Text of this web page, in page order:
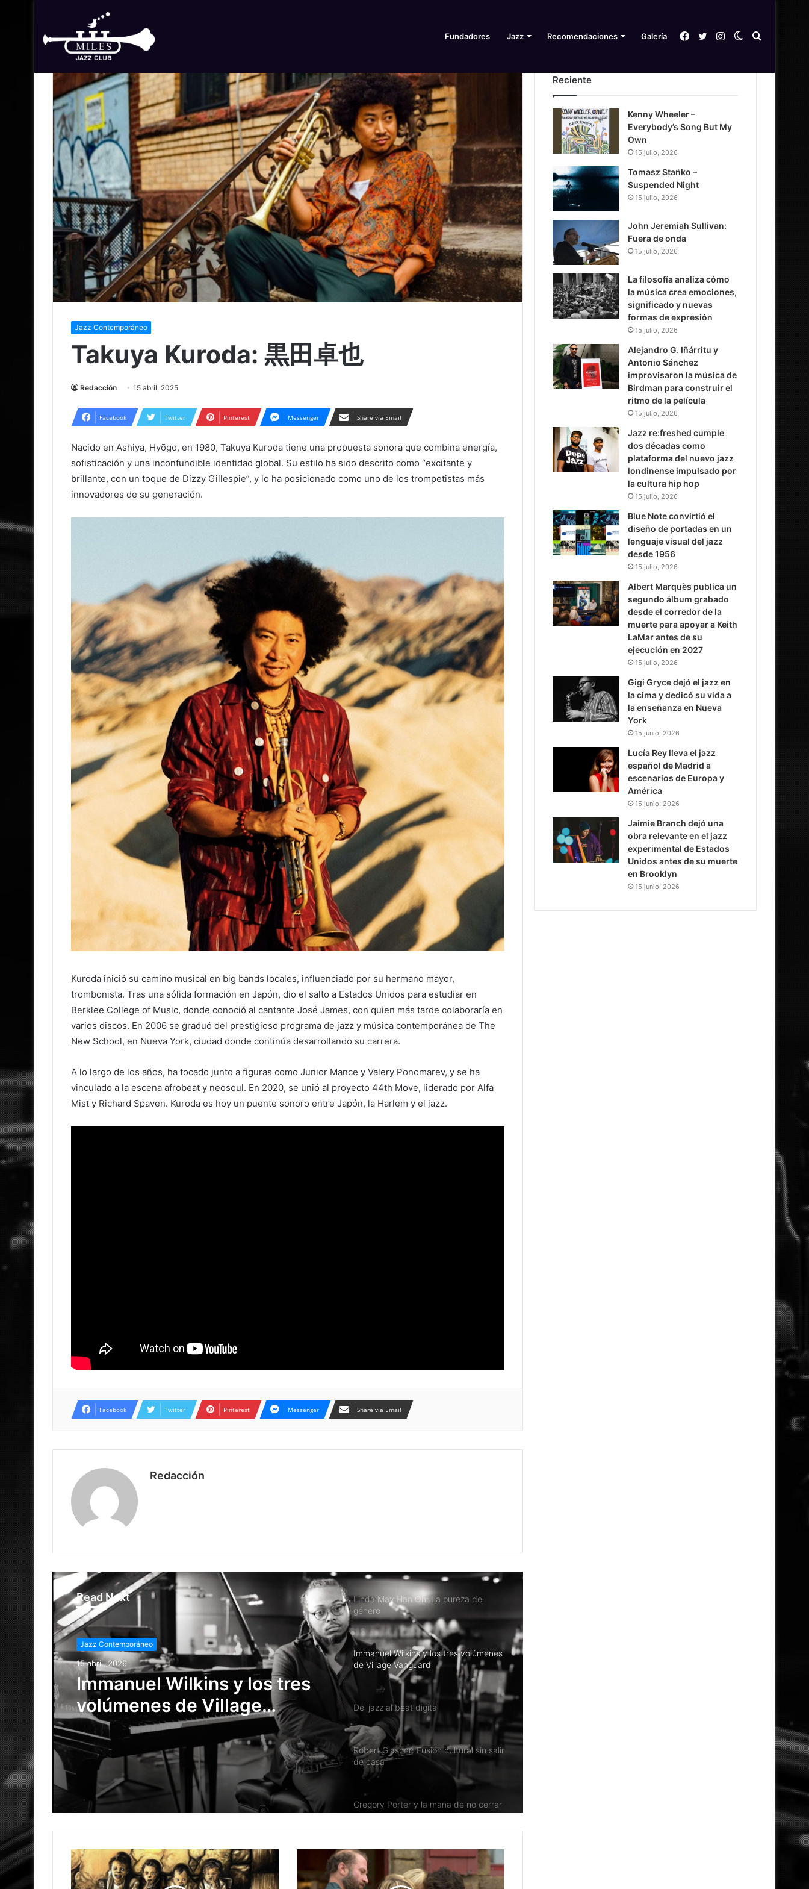
Fundadores Jazz Recomendaciones Galería Search
Switch
Instagram
Twitter
Facebook
Jazz Contemporáneo
Takuya Kuroda: 黒田卓也
Redacción 15 abril, 2025
Facebook Twitter Pinterest Messenger Share via Email
Nacido en Ashiya, Hyōgo, en 1980, Takuya Kuroda tiene una propuesta sonora que combina energía,
sofisticación y una inconfundible identidad global. Su estilo ha sido descrito como “excitante y
brillante, con un toque de Dizzy Gillespie”, y lo ha posicionado como uno de los trompetistas más
innovadores de su generación.
Kuroda inició su camino musical en big bands locales, influenciado por su hermano mayor,
trombonista. Tras una sólida formación en Japón, dio el salto a Estados Unidos para estudiar en
Berklee College of Music, donde conoció al cantante José James, con quien más tarde colaboraría en
varios discos. En 2006 se graduó del prestigioso programa de jazz y música contemporánea de The
New School, en Nueva York, ciudad donde continúa desarrollando su carrera.
A lo largo de los años, ha tocado junto a figuras como Junior Mance y Valery Ponomarev, y se ha
vinculado a la escena afrobeat y neosoul. En 2020, se unió al proyecto 44th Move, liderado por Alfa
Mist y Richard Spaven. Kuroda es hoy un puente sonoro entre Japón, la Harlem y el jazz.
Facebook Twitter Pinterest Messenger Share via Email
Redacción
Read Next
Jazz Contemporáneo
15 abril, 2026
Immanuel Wilkins y los tres
volúmenes de Village
Vanguard
Jazz Contemporáneo
15 marzo, 2026
Del jazz al beat digital
teclas
género
Immanuel Wilkins y los tres volúmenes
de Village Vanguard
Del jazz al beat digital
Robert Glasper: Fusión cultural sin salir
de casa
Gregory Porter y la maña de no cerrar
nunca la canción
The Comet Is Coming: Jazz en el
espacio exterior
GoGo Penguin y el equilibrio entre la
pérdida y la calma
Reciente
Kenny Wheeler –
Everybody’s Song But My
Own
15 julio, 2026
Tomasz Stańko –
Suspended Night
15 julio, 2026
John Jeremiah Sullivan:
Fuera de onda
15 julio, 2026
La filosofía analiza cómo
la música crea emociones,
significado y nuevas
formas de expresión
15 julio, 2026
Alejandro G. Iñárritu y
Antonio Sánchez
improvisaron la música de
Birdman para construir el
ritmo de la película
15 julio, 2026
Jazz re:freshed cumple
dos décadas como
plataforma del nuevo jazz
londinense impulsado por
la cultura hip hop
15 julio, 2026
Blue Note convirtió el
diseño de portadas en un
lenguaje visual del jazz
desde 1956
15 julio, 2026
Albert Marquès publica un
segundo álbum grabado
desde el corredor de la
muerte para apoyar a Keith
LaMar antes de su
ejecución en 2027
15 julio, 2026
Gigi Gryce dejó el jazz en
la cima y dedicó su vida a
la enseñanza en Nueva
York
15 junio, 2026
Lucía Rey lleva el jazz
español de Madrid a
escenarios de Europa y
América
15 junio, 2026
Jaimie Branch dejó una
obra relevante en el jazz
experimental de Estados
Unidos antes de su muerte
en Brooklyn
15 junio, 2026